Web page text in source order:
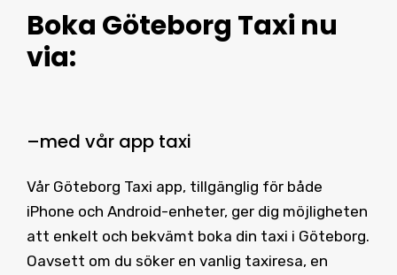
Boka Göteborg Taxi nu
via:
–med vår app taxi
Vår Göteborg Taxi app, tillgänglig för både
iPhone och Android-enheter, ger dig möjligheten
att enkelt och bekvämt boka din taxi i Göteborg.
Oavsett om du söker en vanlig taxiresa, en